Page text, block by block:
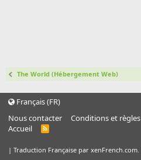
The World (Hébergement Web)
Français (FR)
Nous contacter
Conditions et règles
Accueil
R
| Traduction Française par xenFrench.com.